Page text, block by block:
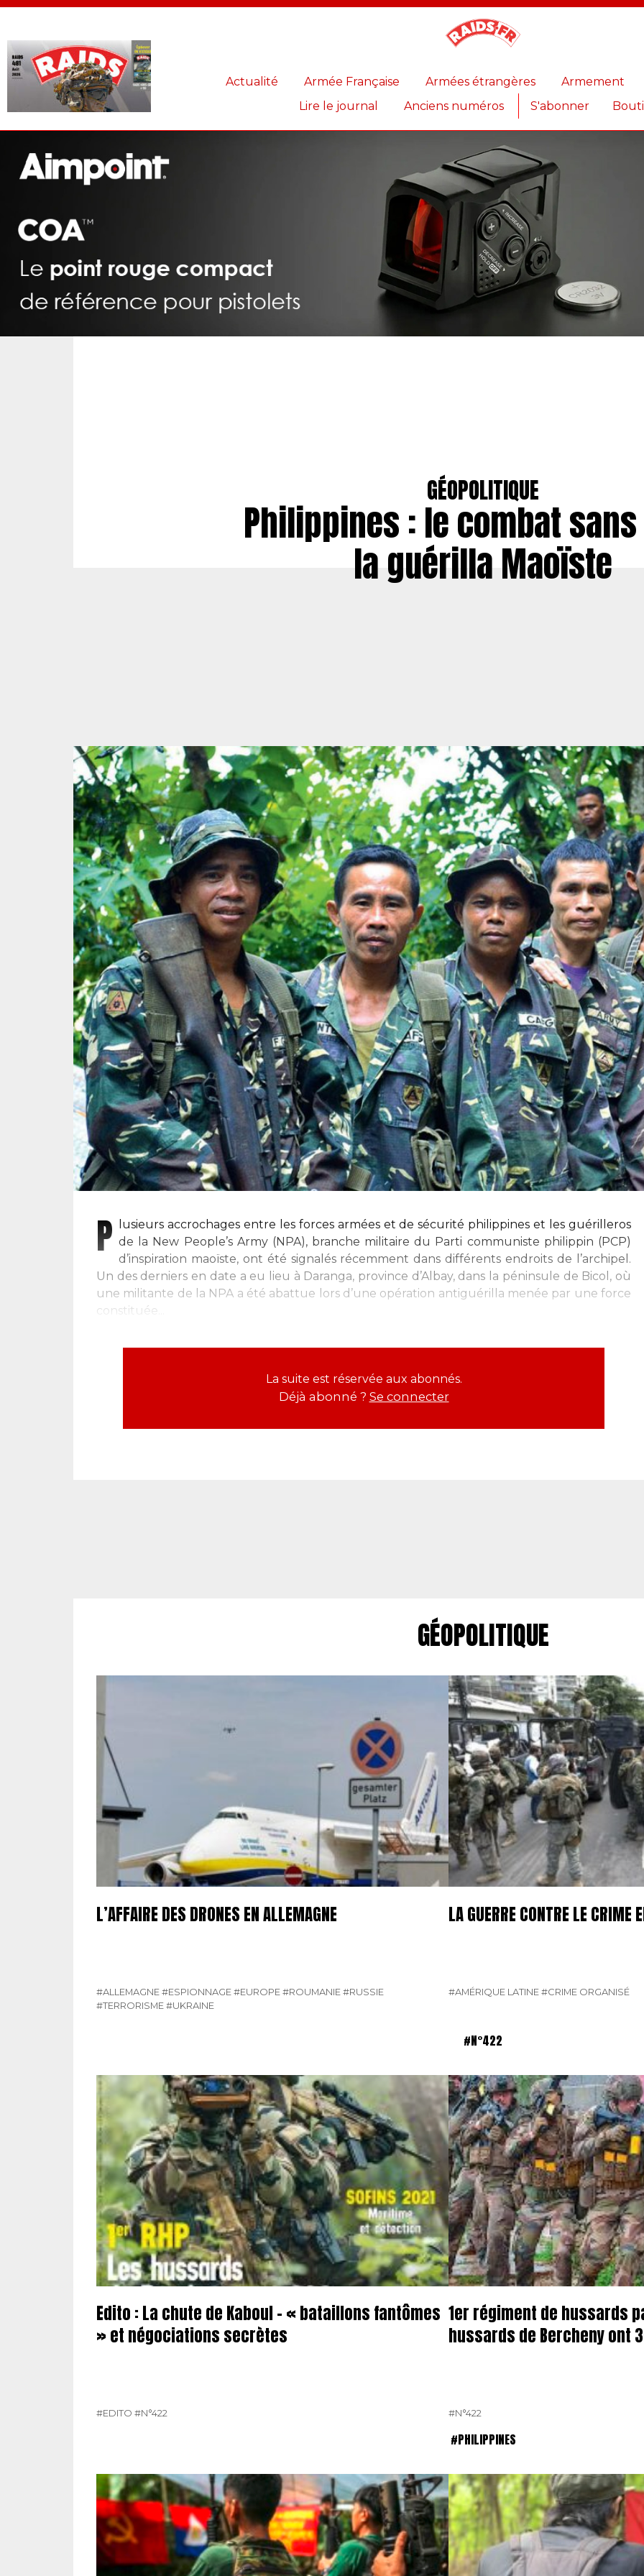
Actualité Armée Française Armées étrangères Armement
Lire le journal
Anciens numéros S'abonner
GÉOPOLITIQUE
Philippines : le combat
la guérilla Maoïste
P
lusieurs accrochages entre les forces armées et de sécurité philippines et les guérilleros
de la New People’s Army (NPA), branche militaire du Parti communiste philippin (PCP)
d’inspiration maoïste, ont été signalés récemment dans différents endroits de l’archipel.
Un des derniers en date a eu lieu à Daranga, province d’Albay, dans la péninsule de Bicol, où
une militante de la NPA a été abattue lors d’une opération antiguérilla menée par une force
constituée...
La suite est réservée aux abonnés.
Déjà abonné ? Se connecter
GÉOPOLITIQUE
L’AFFAIRE DES DRONES EN ALLEMAGNE
#ALLEMAGNE#ESPIONNAGE#EUROPE#ROUMANIE#RUSSIE
#TERRORISME#UKRAINE
LA GUERRE CONTRE LE CRIME
#AMÉRIQUE LATINE#CRIME ORGANISÉ
#N°422
Edito : La chute de Kaboul – « bataillons fantômes
» et négociations secrètes
#EDITO #N°422
1er régiment de hussards
hussards de Bercheny ont
#N°422
#PHILIPPINES
Panneau de gestion des cookies